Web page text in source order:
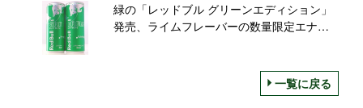
緑の「レッドブル グリーンエディション」
発売、ライムフレーバーの数量限定エナジ
一覧に戻る